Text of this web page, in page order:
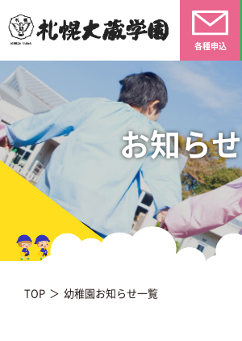
各種申込
お知らせ
TOP 幼稚園お知らせ一覧